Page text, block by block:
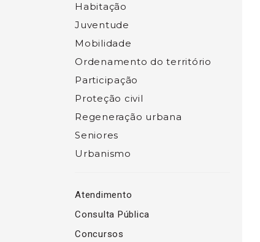
Habitação
Juventude
Mobilidade
Ordenamento do território
Participação
Proteção civil
Regeneração urbana
Seniores
Urbanismo
Atendimento
Consulta Pública
Concursos